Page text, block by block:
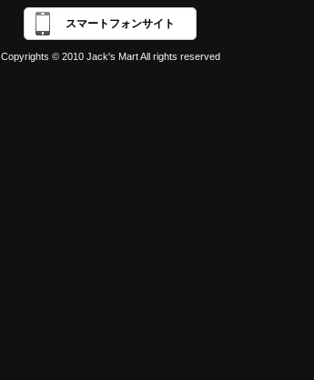
スマートフォンサイト
Copyrights © 2010 Jack's Mart All rights reserved